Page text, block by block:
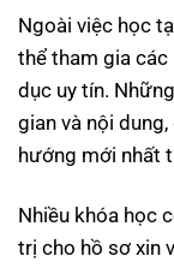
Ngoài việc học
thể tham gia
dục uy tín.
gian và nội
hướng mới nhất
Nhiều khóa học
trị cho hồ sơ xin